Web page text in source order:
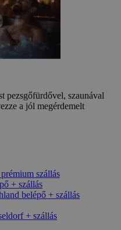
pezsgőfürdővel, szaunával
a jól megérdemelt
szállás
+ szállás
belépő + szállás
+ szállás